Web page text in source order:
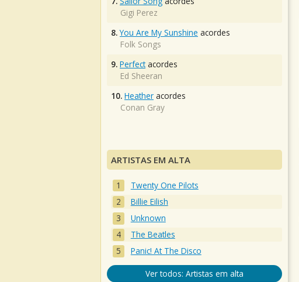
Gigi Perez
8. You Are My Sunshine acordes
Folk Songs
9. Perfectacordes
Ed Sheeran
10. Heather acordes
Conan Gray
ARTISTAS EM ALTA
Twenty One Pilots
Billie Eilish
Unknown
The Beatles
Panic! At The Disco
Ver todos: Artistas em alta